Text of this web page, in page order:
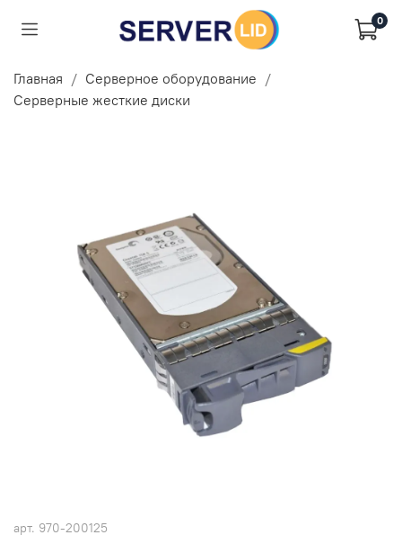
0
Главная
Серверное оборудование
Серверные жесткие диски
арт. 970-200125